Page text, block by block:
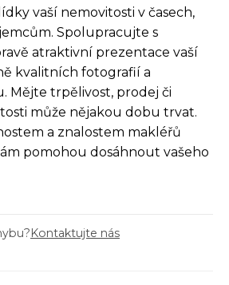
vaší nemovitosti v časech,
Spolupracujte s
atraktivní prezentace vaší
kvalitních fotografií a
Mějte trpělivost, prodej či
může nějakou dobu trvat.
a znalostem makléřů
pomohou dosáhnout vašeho
Kontaktujte nás